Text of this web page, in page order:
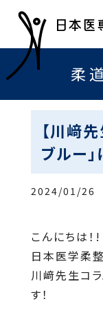
柔
【川﨑
ブルー
2024/01/26
こんにちは！!
日本医学柔
川﨑先生コ
す！